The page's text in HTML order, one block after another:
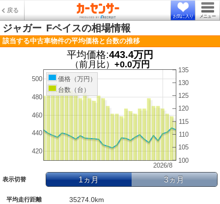
戻る
お気に入り メニュー
ジャガー Fペイスの相場情報
該当する中古車物件の平均価格と台数の推移
平均価格:443.4万円
（前月比） +0.0万円
2026/8
420
440
460
480
500
100
105
110
115
120
125
130
135
価格（万円）
台数（台）
表示切替 1ヵ月 3ヵ月
平均走行距離 35274.0km